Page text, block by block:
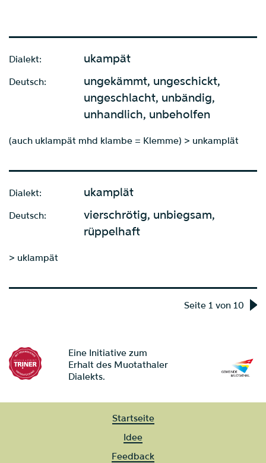
Dialekt: ukampät
Deutsch:
ungekämmt, ungeschickt,
ungeschlacht, unbändig,
unhandlich, unbeholfen
(auch uklampät mhd klambe = Klemme) > unkamplät
Dialekt: ukamplät
Deutsch:
vierschrötig, unbiegsam,
rüppelhaft
> uklampät
Seite 1 von 10
Eine Initiative zum
Erhalt des Muotathaler
Dialekts.
Startseite
Idee
Feedback